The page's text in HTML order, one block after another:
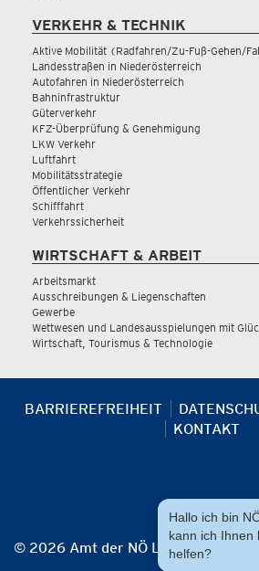
VERKEHR & TECHNIK
Aktive Mobilität (Radfahren/Zu-Fuß-Gehen/
Landesstraßen in Niederösterreich
Autofahren in Niederösterreich
Bahninfrastruktur
Güterverkehr
KFZ-Überprüfung & Genehmigung
LKW Verkehr
Luftfahrt
Mobilitätsstrategie
Öffentlicher Verkehr
Schifffahrt
Verkehrssicherheit
WIRTSCHAFT & ARBEIT
Arbeitsmarkt
Ausschreibungen & Liegenschaften
Gewerbe
Wettwesen und Landesausspielungen mit
Wirtschaft, Tourismus & Technologie
BARRIEREFREIHEIT
KONTAKT
© 2026 Amt der NÖ
Hallo ich bin
kann ich Ihnen
helfen?